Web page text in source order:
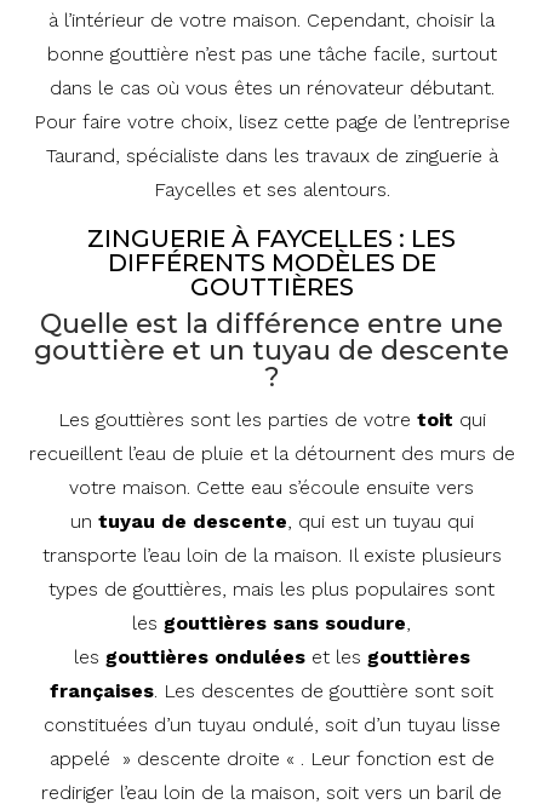
à l’intérieur de votre maison. Cependant, choisir la
bonne gouttière n’est pas une tâche facile, surtout
dans le cas où vous êtes un rénovateur débutant.
Pour faire votre choix, lisez cette page de l’entreprise
Taurand, spécialiste dans les travaux de zinguerie à
Faycelles et ses alentours.
ZINGUERIE À FAYCELLES : LES
DIFFÉRENTS MODÈLES DE
GOUTTIÈRES
Quelle est la différence entre une
gouttière et un tuyau de descente
?
Les gouttières sont les parties de votre toit qui
recueillent l’eau de pluie et la détournent des murs de
votre maison. Cette eau s’écoule ensuite vers
un tuyau de descente, qui est un tuyau qui
transporte l’eau loin de la maison. Il existe plusieurs
types de gouttières, mais les plus populaires sont
les gouttières sans soudure,
les gouttières ondulées et les gouttières
françaises. Les descentes de gouttière sont soit
constituées d’un tuyau ondulé, soit d’un tuyau lisse
appelé » descente droite « . Leur fonction est de
rediriger l’eau loin de la maison, soit vers un baril de